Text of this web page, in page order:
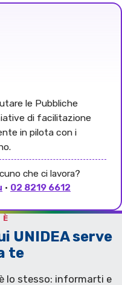
le Pubbliche
di facilitazione
in pilota con i
che ci lavora?
· 02 8219 6612
È
UNIDEA serve
te
lo stesso: informarti e